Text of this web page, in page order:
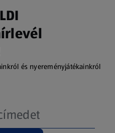
és nyereményjátékainkról